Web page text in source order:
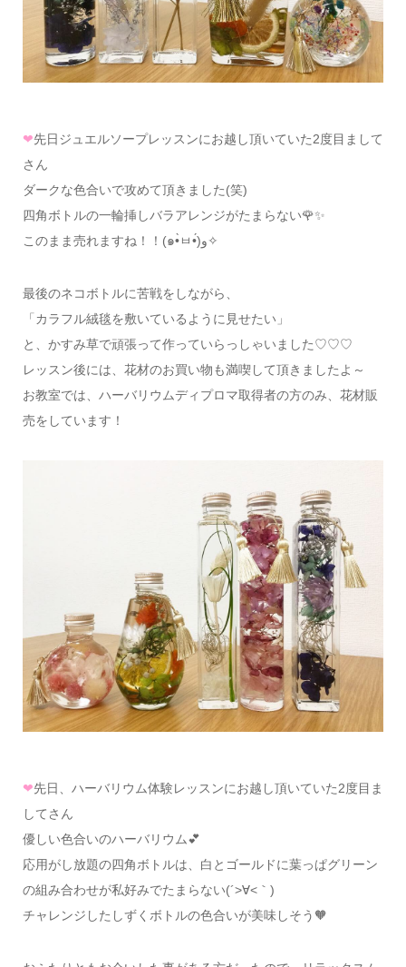
❤先日ジュエルソープレッスンにお越し頂いていた2度目まして
さん
ダークな色合いで攻めて頂きました(笑)
四角ボトルの一輪挿しバラアレンジがたまらない🌹✨
このまま売れますね！！(๑•̀ㅂ•́)و✧
最後のネコボトルに苦戦をしながら、
「カラフル絨毯を敷いているように見せたい」
と、かすみ草で頑張って作っていらっしゃいました♡♡♡
レッスン後には、花材のお買い物も満喫して頂きましたよ～
お教室では、ハーバリウムディプロマ取得者の方のみ、花材販
売をしています！
❤先日、ハーバリウム体験レッスンにお越し頂いていた2度目ま
してさん
優しい色合いのハーバリウム💕
応用がし放題の四角ボトルは、白とゴールドに葉っぱグリーン
の組み合わせが私好みでたまらない(´>∀<｀)
チャレンジしたしずくボトルの色合いが美味しそう🧡